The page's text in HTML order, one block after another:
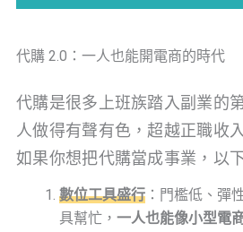
代購 2.0：一人也能開電商的時代
代購是很多上班族踏入副業的
人做得有聲有色，超越正職收
如果你想把代購當成事業，以
數位工具盛行 ：門檻低、彈
具幫忙， 一人也能像小型電